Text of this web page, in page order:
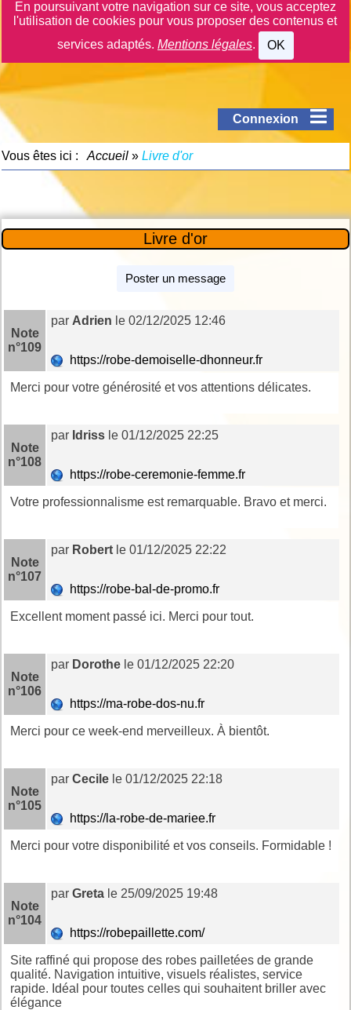
En poursuivant votre navigation sur ce site, vous acceptez
l'utilisation de cookies pour vous proposer des contenus et
services adaptés. Mentions légales. OK
Connexion
Vous êtes ici : Accueil»Livre d'or
Livre d'or
Poster un message
Note
n°109
par Adrien le 02/12/2025 12:46
https://robe-demoiselle-dhonneur.fr
Merci pour votre générosité et vos attentions délicates.
Note
n°108
par Idriss le 01/12/2025 22:25
https://robe-ceremonie-femme.fr
Votre professionnalisme est remarquable. Bravo et merci.
Note
n°107
par Robert le 01/12/2025 22:22
https://robe-bal-de-promo.fr
Excellent moment passé ici. Merci pour tout.
Note
n°106
par Dorothe le 01/12/2025 22:20
https://ma-robe-dos-nu.fr
Merci pour ce week-end merveilleux. À bientôt.
Note
n°105
parCecile le 01/12/2025 22:18
https://la-robe-de-mariee.fr
Merci pour votre disponibilité et vos conseils. Formidable !
Note
n°104
parGreta le 25/09/2025 19:48
https://robepaillette.com/
Site raffiné qui propose des robes pailletées de grande
qualité. Navigation intuitive, visuels réalistes, service
rapide. Idéal pour toutes celles qui souhaitent briller avec
élégance